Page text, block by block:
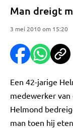
Man dreigt
3 mei 2010 om 15:20
Een 42-jarige
medewerker
Helmond
man toen hij